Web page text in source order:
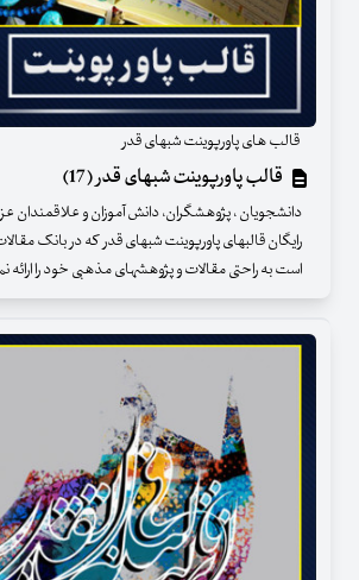
قالب های پاورپوینت شبهای قدر
قالب پاورپوینت شبهای قدر (17)
دانشجویان ، پژوهشگران، دانش آموزان و علاقمندان
رایگان قالبهای پاورپوینت شبهای قدر که در بانک
است به راحتی مقالات و پژوهشهای مذهبی خود را ارائه